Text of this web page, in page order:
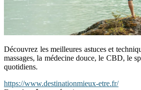
Découvrez les meilleures astuces et
massages, la médecine douce, le CBD, le
quotidiens.
https://www.destinationmieux-etre.fr/